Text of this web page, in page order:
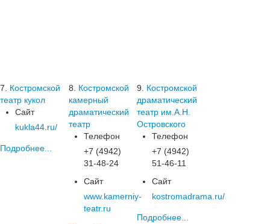
7.
Костромской
театр кукол
Сайт
kukla44.ru/
Подробнее...
8.
Костромской
камерный
драматический
театр
Телефон
+7 (4942)
31-48-24
Сайт
www.kamerniy-
teatr.ru
9.
Костромской
драматический
театр им.А.Н.
Островского
Телефон
+7 (4942)
51-46-11
Сайт
kostromadrama.ru/
Подробнее...